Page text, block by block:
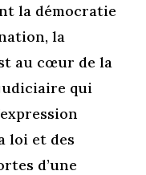
la démocratie
la
au cœur de la
qui
loi et des
d’une